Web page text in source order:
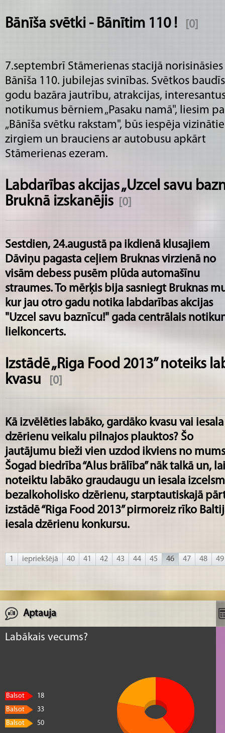
Bānīša svētki - Bānītim 110 ! [0]
7.septembrī Stāmerienas stacijā norisināsies
Bānīša 110. jubilejas svinības. Svētkos
godu bazāra jautrību, atrakcijas,
notikumus bērniem „Pasaku namā", liesim
„Bānīša svētku rakstam", būs iespēja
zirgiem un brauciens ar autobusu apkārt
Stāmerienas ezeram.
Labdarības akcijas „Uzcel savu
Bruknā izskanējis
[0]
Sestdien, 24.augustā pa ikdienā klusajiem
Dāviņu pagasta ceļiem Bruknas virzienā no
visām debess pusēm plūda automašīnu
straumes. To mērķis bija sasniegt Bruknas
kur jau otro gadu notika labdarības akcijas
"Uzcel savu baznīcu!" gada centrālais
lielkoncerts.
Izstādē „Riga Food 2013” noteiks
kvasu
[0]
Kā izvēlēties labāko, gardāko kvasu vai iesala
dzērienu veikalu pilnajos plauktos? Šo
jautājumu bieži vien uzdod ikviens no
Šogad biedrība “Alus brālība” nāk talkā un, lai
noteiktu labāko graudaugu un iesala
bezalkoholisko dzērienu, starptautiskajā
izstādē “Riga Food 2013” pirmoreiz rīko
iesala dzērienu konkursu.
1 iepriekšējā 40 41 42 43 44 45 46 47 48 49
Aptauja
Labākais vecums?
Balsot
18
Balsot
33
Balsot
50